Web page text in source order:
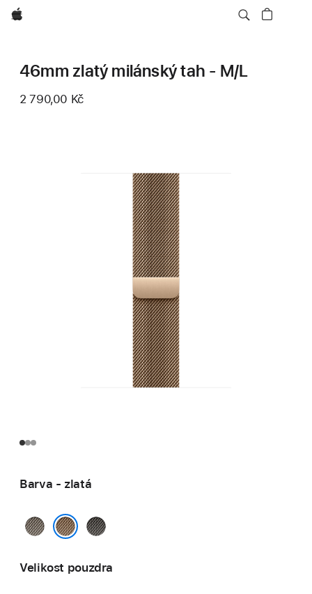
Apple
46mm zlatý milánský tah - M/L
2 790,00 Kč
Barva - zlatá
přírodní
břidlicově
Velikost pouzdra